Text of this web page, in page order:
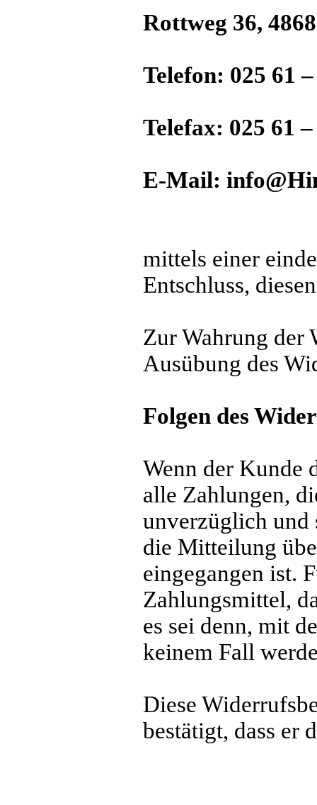
Rottweg 36,
Telefon: 025 61
Telefax: 025 61
E-Mail:
mittels einer
Entschluss,
Zur Wahrung der
Ausübung des
Folgen des
Wenn der Kunde
alle Zahlungen,
unverzüglich und
die Mitteilung
eingegangen ist.
Zahlungsmittel,
es sei denn, mit
keinem Fall
Diese
bestätigt, dass er